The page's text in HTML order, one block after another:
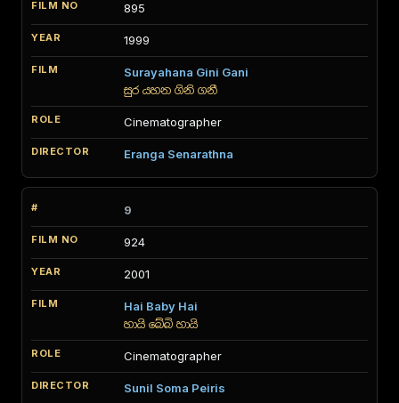
895
1999
Surayahana Gini Gani
සුර යහන ගිනි ගනී
Cinematographer
Eranga Senarathna
9
924
2001
Hai Baby Hai
හායි බේබි හායි
Cinematographer
Sunil Soma Peiris